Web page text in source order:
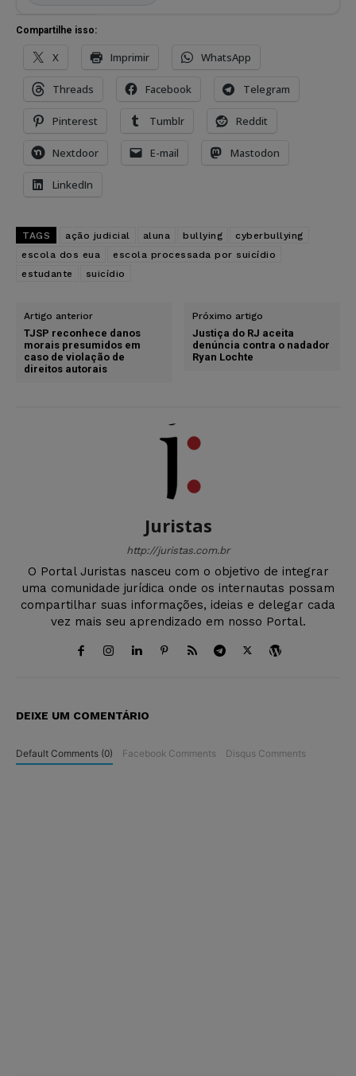
Compartilhe isso:
X Imprimir WhatsApp
Threads Facebook Telegram
Pinterest Tumblr Reddit
Nextdoor E-mail Mastodon
LinkedIn
TAGS ação judicial aluna bullying
cyberbullying
escola dos eua
escola processada por suicídio
estudante
suicídio
Artigo anterior
TJSP reconhece danos
morais presumidos em
caso de violação de
direitos autorais
Próximo artigo
Justiça do RJ aceita
denúncia contra o nadador
Ryan Lochte
Juristas
http://juristas.com.br
O Portal Juristas nasceu com o objetivo de integrar
uma comunidade jurídica onde os internautas possam
compartilhar suas informações, ideias e delegar cada
vez mais seu aprendizado em nosso Portal.
DEIXE UM COMENTÁRIO
Default Comments (0) Facebook Comments Disqus Comments